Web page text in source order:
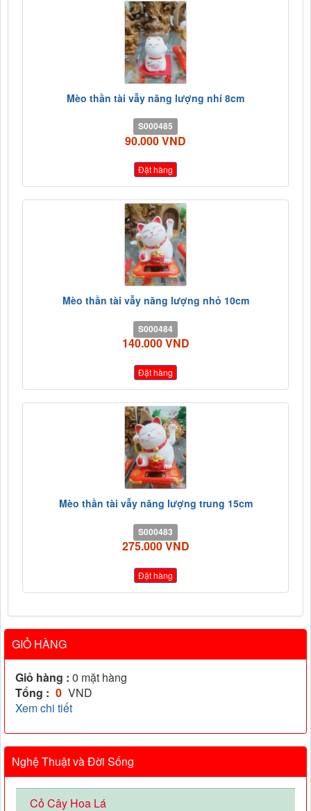
Mèo thần tài vẫy năng lượng nhí 8cm
S000485
90.000 VND
Đặt hàng
Mèo thần tài vẫy năng lượng nhỏ 10cm
S000484
140.000 VND
Đặt hàng
Mèo thần tài vẫy năng lượng trung 15cm
S000483
275.000 VND
Đặt hàng
GIỎ HÀNG
Giỏ hàng : 0 mặt hàng
Tổng : 0 VND
Xem chi tiết
Nghệ Thuật và Đời Sống
Cỏ Cây Hoa Lá